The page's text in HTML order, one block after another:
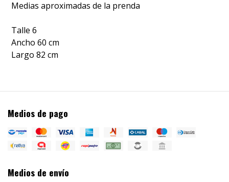
Medias aproximadas de la prenda
Talle 6
Ancho 60 cm
Largo 82 cm
Medios de pago
Medios de envío